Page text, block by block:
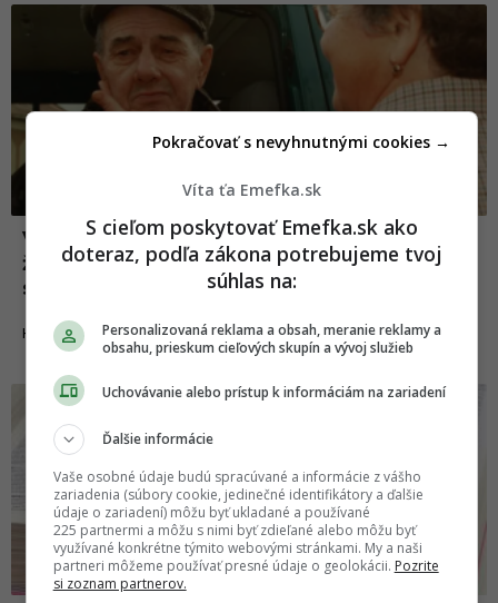
Vojaka zavreli na psychiatriu kvôli tomu,
že hovoril vymyslenou rečou: Po 53 rokoch
sa ukázalo, že len rozprával po maďarsky
HISTÓRIA 21.08.2025
Víta ťa Emefka.sk
S cieľom poskytovať Emefka.sk ako
doteraz, podľa zákona potrebujeme tvoj
súhlas na:
Personalizovaná reklama a obsah, meranie reklamy a
obsahu, prieskum cieľových skupín a vývoj služieb
Uchovávanie alebo prístup k informáciám na zariadení
Ďalšie informácie
Vaše osobné údaje budú spracúvané a informácie z vášho
zariadenia (súbory cookie, jedinečné identifikátory a ďalšie
údaje o zariadení) môžu byť ukladané a používané
225 partnermi a môžu s nimi byť zdieľané alebo môžu byť
využívané konkrétne týmito webovými stránkami. My a naši
partneri môžeme používať presné údaje o geolokácii. Pozrite
si zoznam partnerov.
Pokračovať s nevyhnutnými cookies →